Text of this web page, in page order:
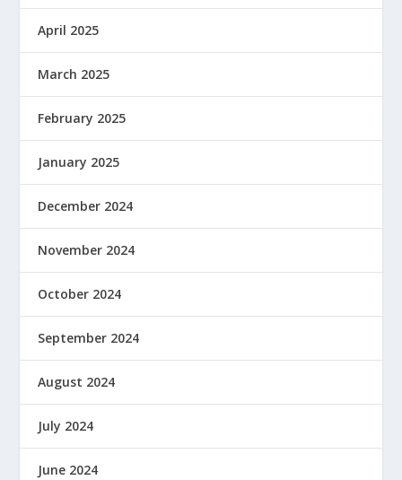
April 2025
March 2025
February 2025
January 2025
December 2024
November 2024
October 2024
September 2024
August 2024
July 2024
June 2024